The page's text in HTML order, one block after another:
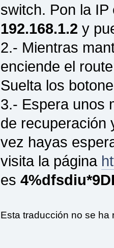
switch. Pon la
192.168.1.2 y
2.- Mientras
enciende el
Suelta los
3.- Espera unos
de recuperación
vez hayas
visita la página
es
Esta traducción no se ha